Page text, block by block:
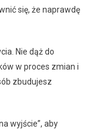
się, że naprawdę
Nie dąż do
w proces zmian i
zbudujesz
wyjście”, aby